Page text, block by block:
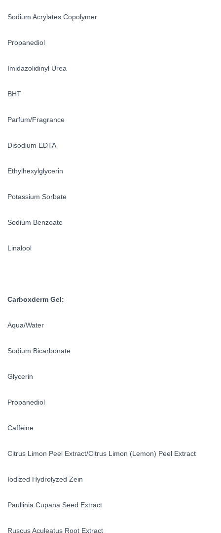
Sodium Acrylates Copolymer
Propanediol
Imidazolidinyl Urea
BHT
Parfum/Fragrance
Disodium EDTA
Ethylhexylglycerin
Potassium Sorbate
Sodium Benzoate
Linalool
Carboxderm Gel:
Aqua/Water
Sodium Bicarbonate
Glycerin
Propanediol
Caffeine
Citrus Limon Peel Extract/Citrus Limon (Lemon) Peel Extract
Iodized Hydrolyzed Zein
Paullinia Cupana Seed Extract
Ruscus Aculeatus Root Extract